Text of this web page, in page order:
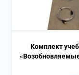
Комплект